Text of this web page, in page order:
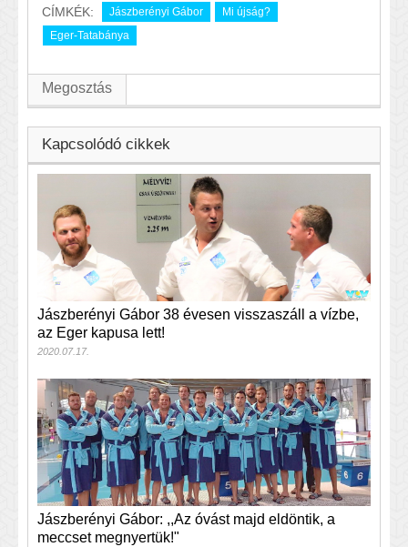
CÍMKÉK: Jászberényi Gábor
Mi újság?
Eger-Tatabánya
Megosztás
Kapcsolódó cikkek
Jászberényi Gábor 38 évesen visszaszáll a vízbe,
az Eger kapusa lett!
2020.07.17.
Jászberényi Gábor: ,,Az óvást majd eldöntik, a
meccset megnyertük!"